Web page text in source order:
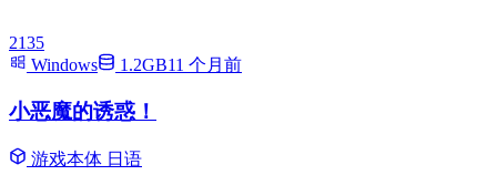
2135
Windows
1.2GB11 个月前
小恶魔的诱惑！
游戏本体 日语